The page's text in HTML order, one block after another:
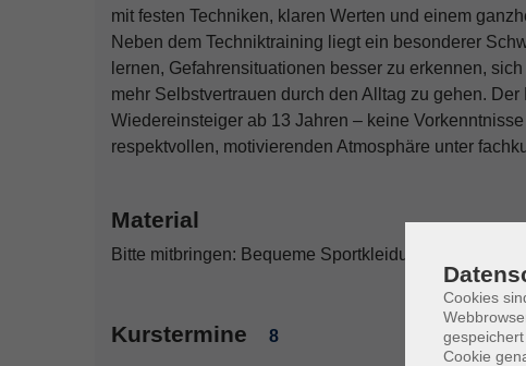
mit festen Techniken, klaren Werten und einem
Neben dem Techniktraining liegt ein besonderer
lernen, Gefahrensituationen besser zu erkennen,
mehr Selbstvertrauen durch den Alltag zu gehen.
Wiedereinsteiger ab 13 Jahren – keine
respektvollen, motivierenden Atmosphäre unter
Material
Bitte mitbringen: Bequeme Sportkleidung, Getränk,
Kurstermine 8
Cookies
Cookie